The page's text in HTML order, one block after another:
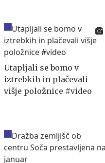
Utapljali se bomo v
iztrebkih in plačevali
višje položnice #video